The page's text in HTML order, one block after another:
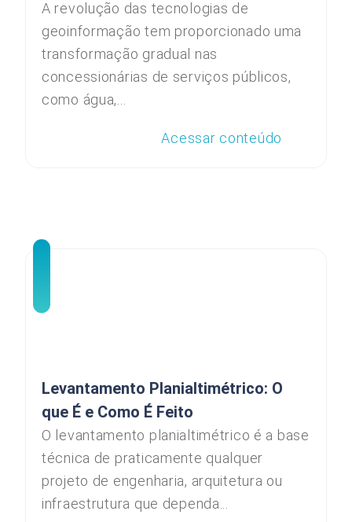
A revolução das tecnologias de
geoinformação tem proporcionado uma
transformação gradual nas
concessionárias de serviços públicos,
como água,...
Acessar conteúdo
Levantamento Planialtimétrico: O
que É e Como É Feito
O levantamento planialtimétrico é a base
técnica de praticamente qualquer
projeto de engenharia, arquitetura ou
infraestrutura que dependa...